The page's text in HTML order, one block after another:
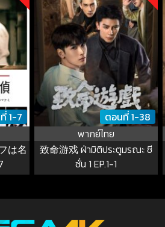
1-7
は名
ตอนที่ 1-38
พากย์ไทย
致命游戏 ฝ่ามิติประตูมรณะ ซี
ซั่น 1 EP.1-1